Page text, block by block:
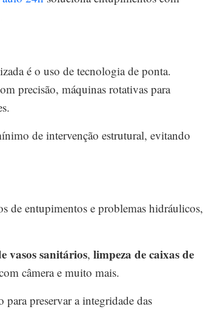
é o uso de tecnologia de ponta.
precisão, máquinas rotativas para
de intervenção estrutural, evitando
de entupimentos e problemas hidráulicos,
vasos sanitários, limpeza de caixas de
câmera e muito mais.
para preservar a integridade das